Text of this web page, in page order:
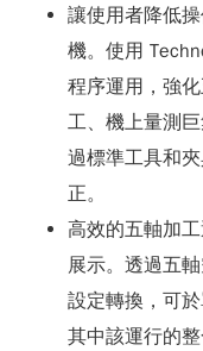
讓使用者降低
機。使用
程序運用，強
工、機上量測
過標準工具和
正。
高效的五軸加
展示。透過五
設定轉換，可
其中該運行的